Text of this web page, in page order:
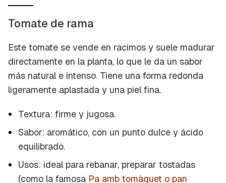
Tomate de rama
Este tomate se vende en racimos y suele madurar
directamente en la planta, lo que le da un sabor
más natural e intenso. Tiene una forma redonda
ligeramente aplastada y una piel fina.
Textura: firme y jugosa.
Sabor: aromático, con un punto dulce y ácido
equilibrado.
Usos: ideal para rebanar, preparar tostadas
(como la famosa Pa amb tomàquet o pan